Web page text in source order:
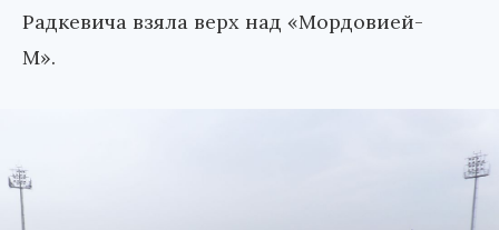
Радкевича взяла верх над «Мордовией-
М».